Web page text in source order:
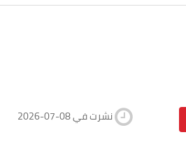
2026-07-08 نشرت في